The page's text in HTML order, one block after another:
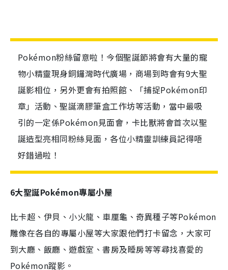
Pokémon粉絲留意啦！今個聖誕節將會有大量的寵
物小精靈現身銅鑼灣時代廣場，商場到時會有9大聖
誕影相位，另外更會有拍照館、「捕捉Pokémon印
章」活動、聖誕滴膠筆盒工作坊等活動，當中最吸
引的一定係Pokémon見面會，卡比獸將會首次以聖
誕造型亮相同粉絲見面，各位小精靈訓練員記得唔
好錯過啦！
6大聖誕Pokémon專屬小屋
比卡超、伊貝、小火龍、車厘龜、奇異種子等Pokémon
雕像在各自的專屬小屋等大家跟他們打卡留念，大家可
到大廳、飯廳、遊戲室、書房及睡房等等尋找喜愛的
Pokémon蹤影。